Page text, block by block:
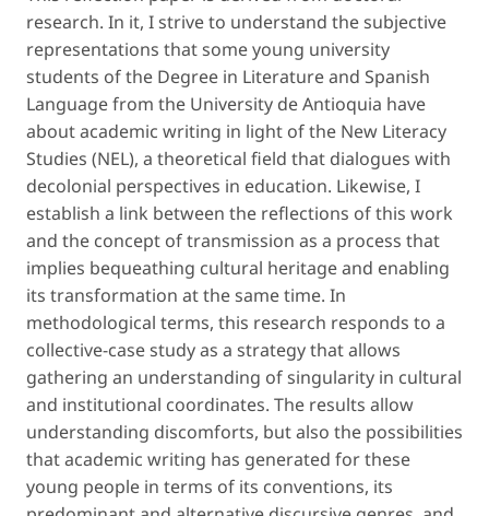
research. In it, I strive to understand the subjective
representations that some young university
students of the Degree in Literature and Spanish
Language from the University de Antioquia have
about academic writing in light of the New Literacy
Studies (NEL), a theoretical field that dialogues with
decolonial perspectives in education. Likewise, I
establish a link between the reflections of this work
and the concept of transmission as a process that
implies bequeathing cultural heritage and enabling
its transformation at the same time. In
methodological terms, this research responds to a
collective-case study as a strategy that allows
gathering an understanding of singularity in cultural
and institutional coordinates. The results allow
understanding discomforts, but also the possibilities
that academic writing has generated for these
young people in terms of its conventions, its